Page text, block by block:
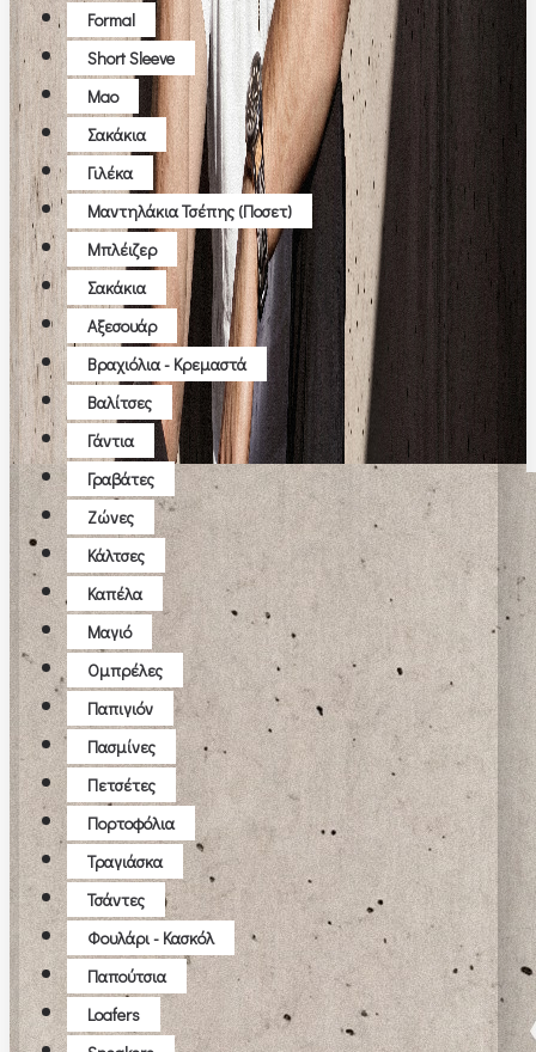
Formal
Short Sleeve
Μao
Σακάκια
Γιλέκα
Μαντηλάκια Τσέπης (ποσετ)
Μπλέιζερ
Σακάκια
Αξεσουάρ
Βραχιόλια - Κρεμαστά
Βαλίτσες
Γάντια
Γραβάτες
Ζώνες
Κάλτσες
Καπέλα
Μαγιό
Ομπρέλες
Παπιγιόν
Πασμίνες
Πετσέτες
Πορτοφόλια
Τραγιάσκα
Τσάντες
Φουλάρι - Κασκόλ
Παπούτσια
Loafers